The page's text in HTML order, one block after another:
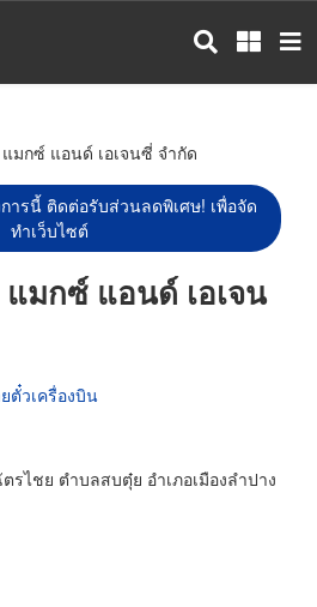
แมกซ์ แอนด์ เอเจนซี่ จำกัด
ารนี้ ติดต่อรับส่วนลดพิเศษ! เพื่อจัด
ทำเว็บไซต์
แมกซ์ แอนด์ เอเจน
ตั๋วเครื่องบิน
ไชย ตำบลสบตุ๋ย อำเภอเมืองลำปาง